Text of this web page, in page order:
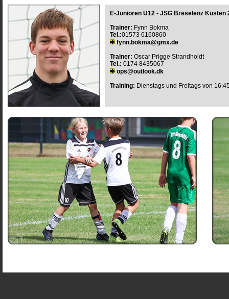
E-Junioren U12 - JSG Breselenz Küsten
Trainer: Fynn Bokma
Tel.:01573 6160860
fynn.bokma@gmx.de
Trainer: Oscar Prigge Strandholdt
Tel.: 0174 8435067
ops@outlook.dk
Training: Dienstags und Freitags von